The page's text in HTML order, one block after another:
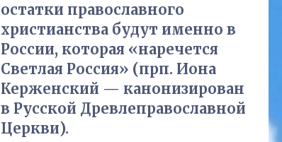
остатки православного
христианства будут именно в
России, которая «наречется
Светлая Россия» (прп. Иона
Керженский — канонизирован
в Русской Древлеправославной
Церкви).